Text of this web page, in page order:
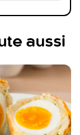
aussi